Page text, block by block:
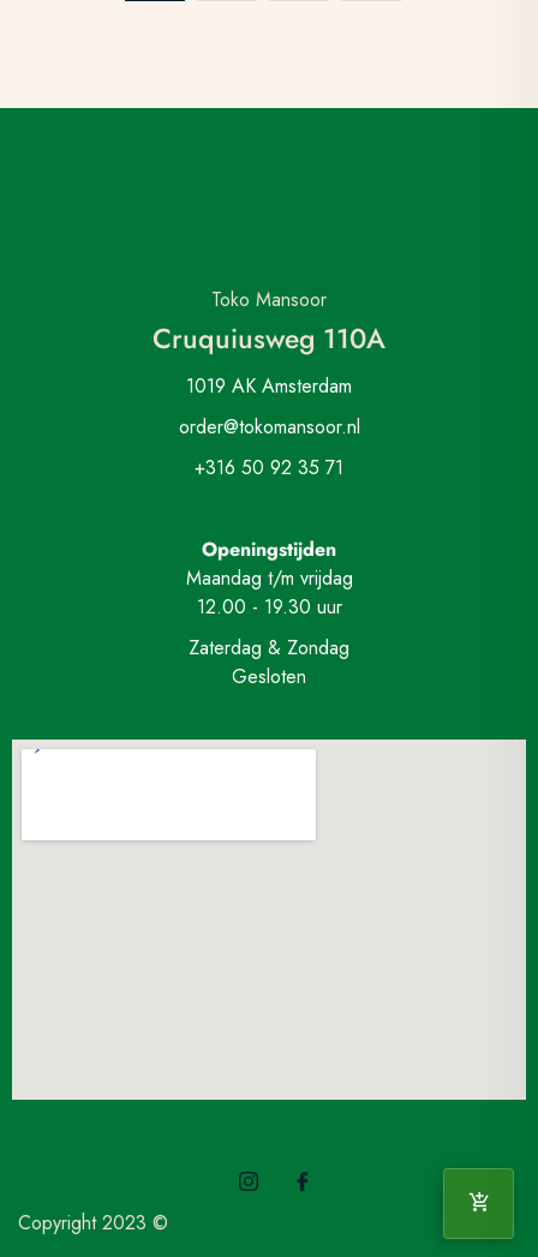
Toko Mansoor
Cruquiusweg 110A
1019 AK Amsterdam
order@tokomansoor.nl
+316 50 92 35 71
Openingstijden
Maandag t/m vrijdag
12.00 - 19.30 uur
Zaterdag & Zondag
Gesloten
Copyright 2023 ©